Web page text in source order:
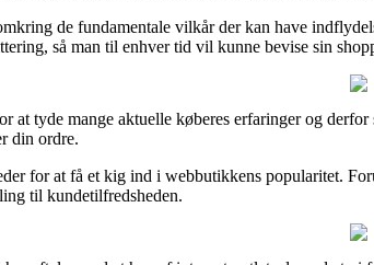
de fundamentale vilkår der kan have
så man til enhver tid vil kunne bevise sin
at tyde mange aktuelle køberes erfaringer og
din ordre.
for at få et kig ind i webbutikkens popularitet.
til kundetilfredsheden.